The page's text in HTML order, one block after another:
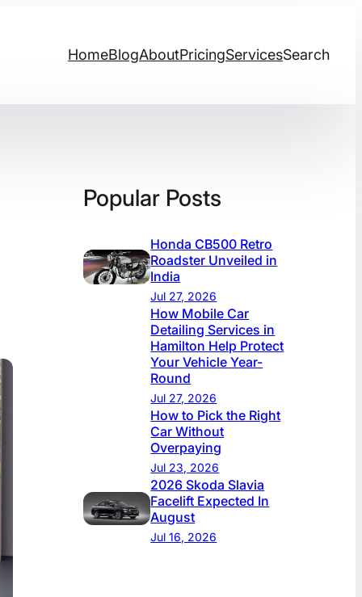
HomeBlogAboutPricingServicesSearch
Popular Posts
Honda CB500 Retro
Roadster Unveiled in
India
Jul 27, 2026
How Mobile Car
Detailing Services in
Hamilton Help Protect
Your Vehicle Year-
Round
Jul 27, 2026
How to Pick the Right
Car Without
Overpaying
Jul 23, 2026
2026 Skoda Slavia
Facelift Expected In
August
Jul 16, 2026